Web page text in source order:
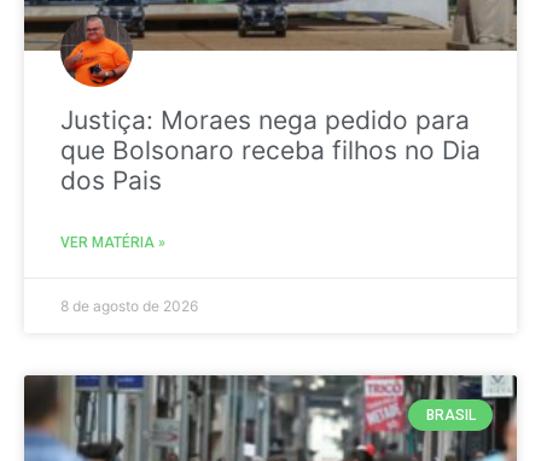
Justiça: Moraes nega pedido para
que Bolsonaro receba filhos no Dia
dos Pais
VER MATÉRIA »
8 de agosto de 2026
BRASIL